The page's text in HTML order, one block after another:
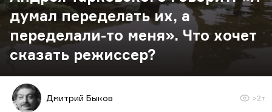
думал переделать их, а
переделали-то меня». Что хочет
сказать режиссер?
Дмитрий Быков >2т